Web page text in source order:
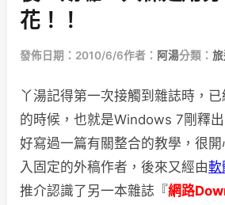
花！！
發佈日期：2010/6/6作者： 阿湯分類：
丫湯記得第一次接觸到雜誌時，
的時候，也就是Windows 7剛釋
好寫過一篇有關整合的教學，很
入固定的外稿作者，後來又經由軟
推介認識了另一本雜誌『網路